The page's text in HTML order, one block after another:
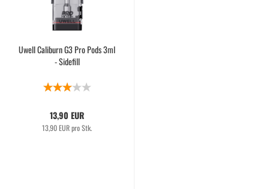
Uwell Caliburn G3 Pro Pods 3ml
- Sidefill
13,90 EUR
13,90 EUR pro Stk.